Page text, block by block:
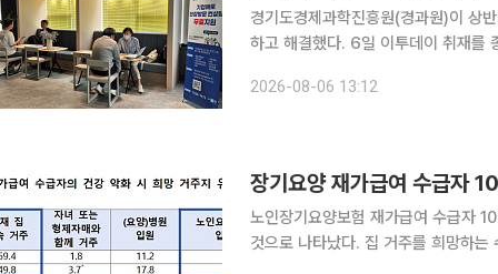
경기도경제과학진흥원(경과원)이 상
하고 해결했다. 6일 이투데이 취재를 종합하면 경과원은 올해 상반기 기업옴부즈만 사업을 통해 도
즈만은 기업이 현장에서 겪는 규제와
2026-08-06 13:12
장기요양 재가급여 수급자
노인장기요양보험 재가급여 수급자
것으로 나타났다. 집 거주를 희망하는 수급자 가족